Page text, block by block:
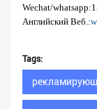
Wechat/whatsapp:
Английский Веб.:
Tags:
рекламирующ